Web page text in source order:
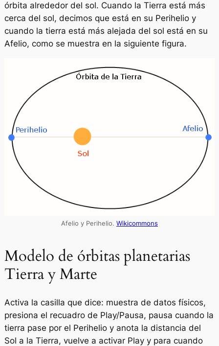
órbita alrededor del sol. Cuando la Tierra está más
cerca del sol, decimos que está en su Perihelio y
cuando la tierra está más alejada del sol está en su
Afelio, como se muestra en la siguiente figura.
Afelio y Perihelio. Wikicommons
Modelo de órbitas planetarias
Tierra y Marte
Activa la casilla que dice: muestra de datos físicos,
presiona el recuadro de Play/Pausa, pausa cuando la
tierra pase por el Perihelio y anota la distancia del
Sol a la Tierra, vuelve a activar Play y para cuando